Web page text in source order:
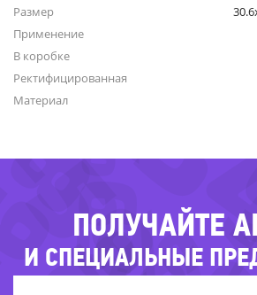
Размер
Применение
В коробке
Ректифицированная
Материал
ПОЛУЧАЙТЕ
И СПЕЦИАЛЬНЫЕ
-59%-
-